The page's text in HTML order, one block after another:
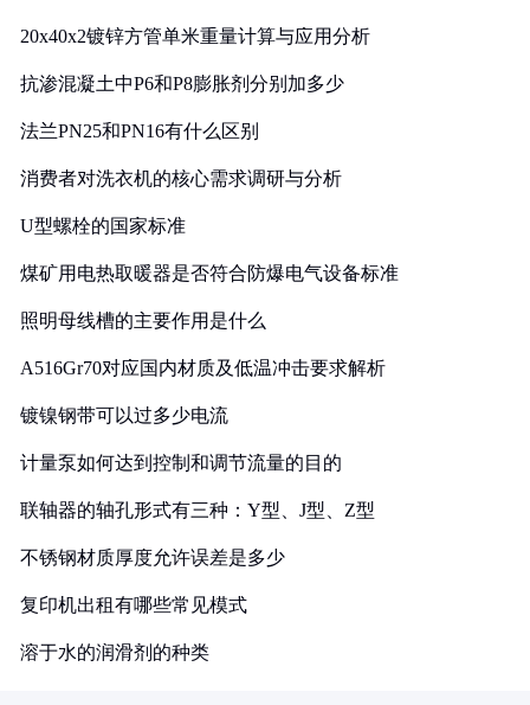
20x40x2镀锌方管单米重量计算与应用分析
抗渗混凝土中P6和P8膨胀剂分别加多少
法兰PN25和PN16有什么区别
消费者对洗衣机的核心需求调研与分析
U型螺栓的国家标准
煤矿用电热取暖器是否符合防爆电气设备标准
照明母线槽的主要作用是什么
A516Gr70对应国内材质及低温冲击要求解析
镀镍钢带可以过多少电流
计量泵如何达到控制和调节流量的目的
联轴器的轴孔形式有三种：Y型、J型、Z型
不锈钢材质厚度允许误差是多少
复印机出租有哪些常见模式
溶于水的润滑剂的种类